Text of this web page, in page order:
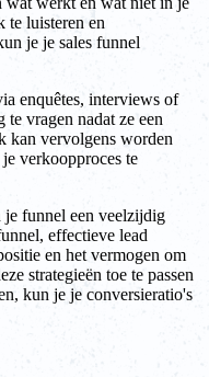
te luisteren en
je je sales funnel
enquêtes, interviews of
vragen nadat ze een
kan vervolgens worden
verkoopproces te
je funnel een veelzijdig
effectieve lead
en het vermogen om
strategieën toe te passen
kun je je conversieratio's